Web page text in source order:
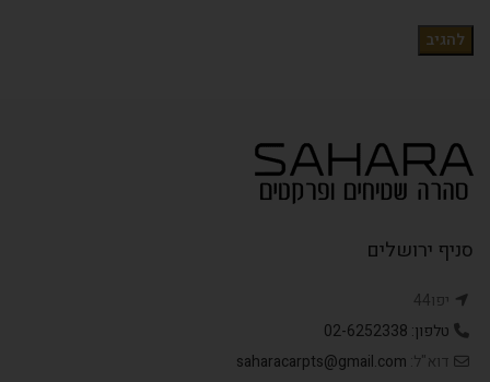
סניף ירושלים
יפו44
טלפון: 02-6252338
דוא"ל: saharacarpts@gmail.com